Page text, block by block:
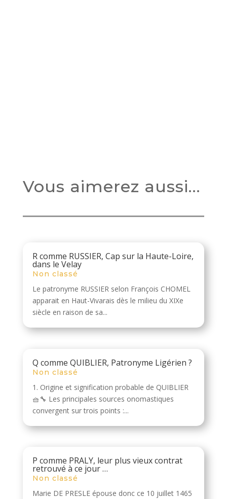
Vous aimerez aussi…
R comme RUSSIER, Cap sur la Haute-Loire,
dans le Velay
Non classé
Le patronyme RUSSIER selon François CHOMEL
apparait en Haut-Vivarais dès le milieu du XIXe
siècle en raison de sa...
Q comme QUIBLIER, Patronyme Ligérien ?
Non classé
1. Origine et signification probable de QUIBLIER
🧺🔧 Les principales sources onomastiques
convergent sur trois points :...
P comme PRALY, leur plus vieux contrat
retrouvé à ce jour …
Non classé
Marie DE PRESLE épouse donc ce 10 juillet 1465